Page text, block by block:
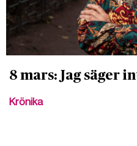
8 mars: Jag säger
Krönika